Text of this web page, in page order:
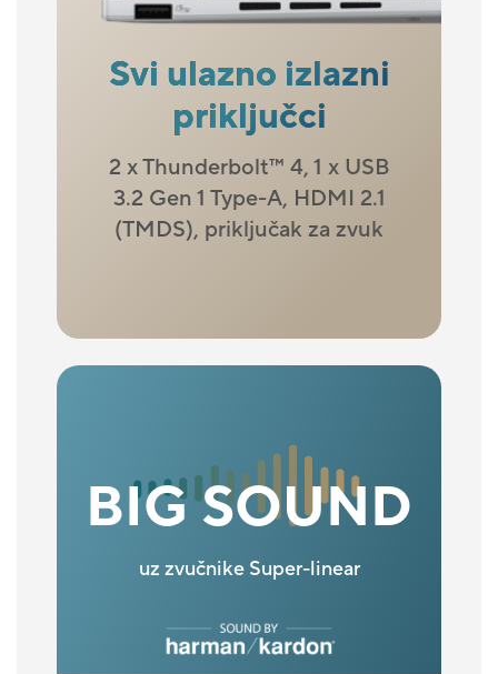
Svi ulazno izlazni
priključci
2 x Thunderbolt™ 4, 1 x USB
3.2 Gen 1 Type-A, HDMI 2.1
(TMDS), priključak za zvuk
BIG SOUND
uz zvučnike Super-linear